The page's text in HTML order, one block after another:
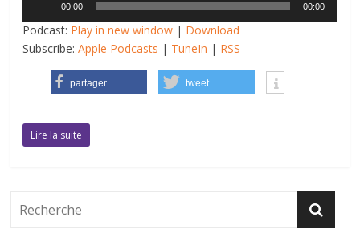
audio
00:00 00:00
Podcast: Play in new window | Download
Subscribe:Apple Podcasts | TuneIn | RSS
partager tweet
Lire la suite